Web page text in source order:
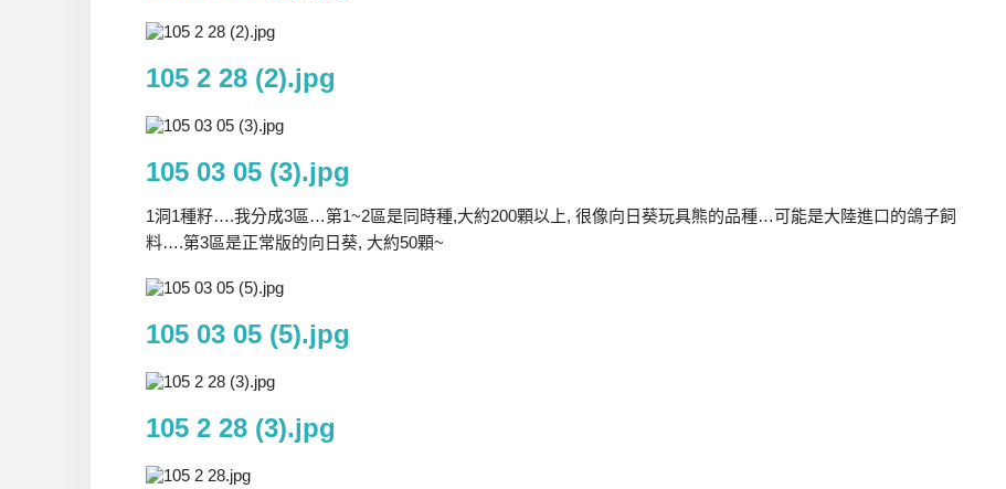
105 2 28 (2).jpg
105 03 05 (3).jpg
1洞1種籽….我分成3區…第1~2區是同時種,大約200顆以上, 很像向日葵玩具熊的品種…可能是大陸進口的鴿子飼
料….第3區是正常版的向日葵, 大約50顆~
105 03 05 (5).jpg
105 2 28 (3).jpg